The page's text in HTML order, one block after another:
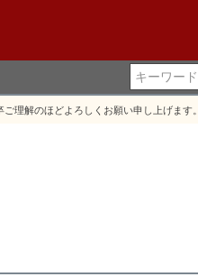
理解のほどよろしくお願い申し上げます。